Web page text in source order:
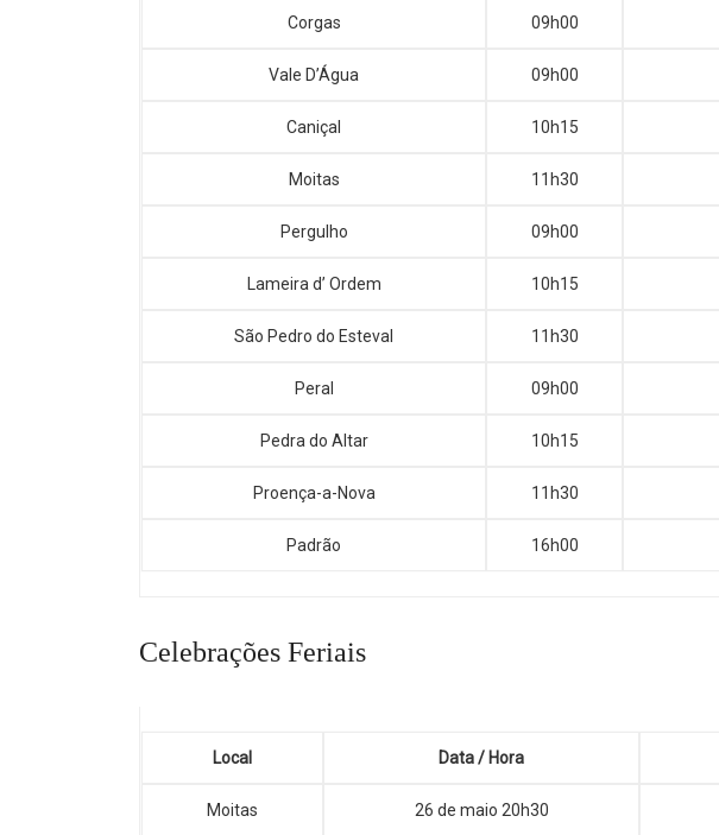
Corgas 09h00
Vale D’Água 09h00
Caniçal 10h15
Moitas 11h30
Pergulho 09h00
Lameira d’ Ordem 10h15
São Pedro do Esteval 11h30
Peral 09h00
Pedra do Altar 10h15
Proença-a-Nova 11h30
Padrão 16h00
Celebrações Feriais
Local Data / Hora
Moitas 26 de maio 20h30